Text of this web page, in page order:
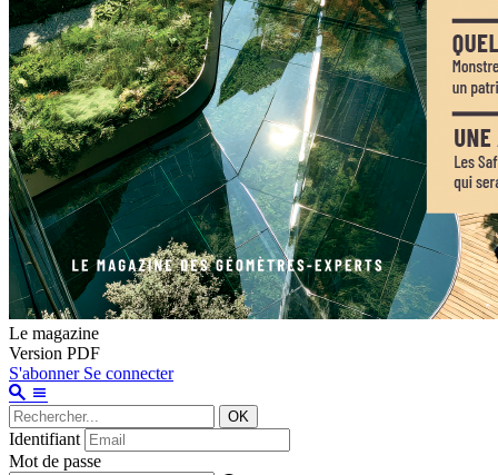
Le magazine
Version PDF
S'abonner Se connecter
OK
Identifiant
Mot de passe